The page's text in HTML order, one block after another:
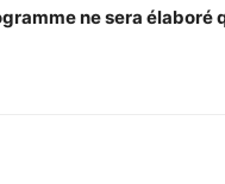
ne sera élaboré